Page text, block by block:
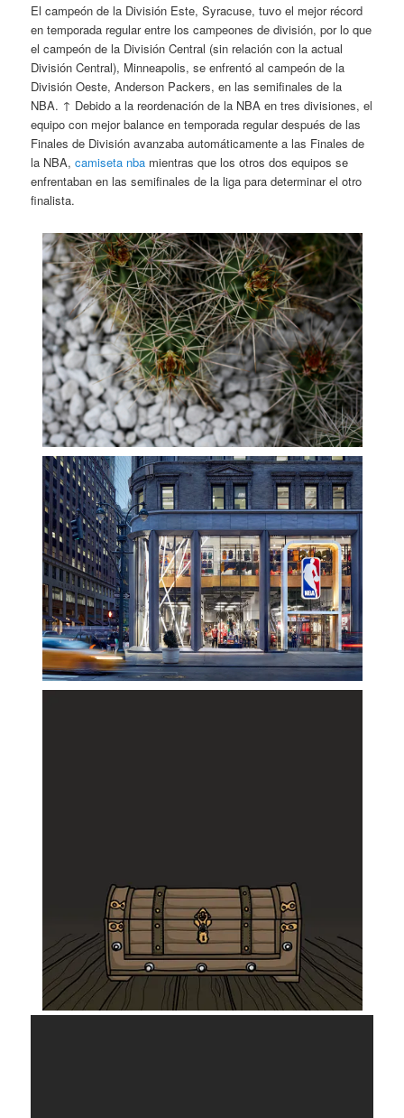
El campeón de la División Este, Syracuse, tuvo el mejor récord
en temporada regular entre los campeones de división, por lo que
el campeón de la División Central (sin relación con la actual
División Central), Minneapolis, se enfrentó al campeón de la
División Oeste, Anderson Packers, en las semifinales de la
NBA. ↑ Debido a la reordenación de la NBA en tres divisiones, el
equipo con mejor balance en temporada regular después de las
Finales de División avanzaba automáticamente a las Finales de
la NBA,camiseta nba mientras que los otros dos equipos se
enfrentaban en las semifinales de la liga para determinar el otro
finalista.